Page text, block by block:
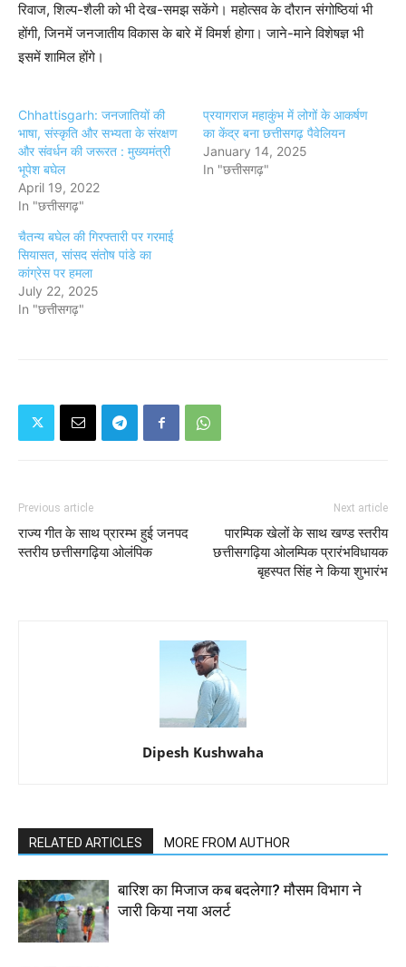
रिवाज, शिल्प-शैली को भी देख-समझ सकेंगे। महोत्सव के दौरान संगोष्ठियां भी
होंगी, जिनमें जनजातीय विकास के बारे में विमर्श होगा। जाने-माने विशेषज्ञ भी
इसमें शामिल होंगे।
Chhattisgarh: जनजातियों की
भाषा, संस्कृति और सभ्यता के संरक्षण
और संवर्धन की जरूरत : मुख्यमंत्री
भूपेश बघेल
April 19, 2022
In "छत्तीसगढ़"
प्रयागराज महाकुंभ में लोगों के आकर्षण
का केंद्र बना छत्तीसगढ़ पैवेलियन
January 14, 2025
In "छत्तीसगढ़"
चैतन्य बघेल की गिरफ्तारी पर गरमाई
सियासत, सांसद संतोष पांडे का
कांग्रेस पर हमला
July 22, 2025
In "छत्तीसगढ़"
Previous article
राज्य गीत के साथ प्रारम्भ हुई जनपद
स्तरीय छत्तीसगढ़िया ओलंपिक
Next article
पारम्पिक खेलों के साथ खण्ड स्तरीय
छत्तीसगढ़िया ओलम्पिक प्रारंभविधायक
बृहस्पत सिंह ने किया शुभारंभ
Dipesh Kushwaha
RELATED ARTICLES MORE FROM AUTHOR
बारिश का मिजाज कब बदलेगा? मौसम विभाग ने
जारी किया नया अलर्ट